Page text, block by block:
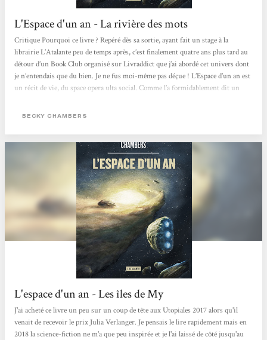
L'Espace d'un an - La rivière des mots
Critique Pourquoi ce livre ? Repéré dès sa sortie, ayant fait un stage à la
librairie L’Atalante peu de temps après, c’est finalement quatre ans plus tard au
détour d’un Book Club organisé sur Livraddict que j’ai abordé cet univers dont
je n’entendais que du bien. Je ne fus moi-même pas déçue ! L’Espace d’un an est
un récit de vie, du space opera ulta social. Comme l’a formidablement dit un
C’est exactement ce que l’on va apprendre ici. Le titre est un rappel du fil...
BECKY CHAMBERS
L'espace d'un an - Les îles de My
J'ai acheté ce livre un peu sur un coup de tête aux Utopiales 2017 alors qu'il
venait de recevoir le prix Julia Verlanger. Je pensais le lire rapidement mais en
2018 la science-fiction ne m'a que peu inspirée et je l'ai laissé de côté jusqu'au